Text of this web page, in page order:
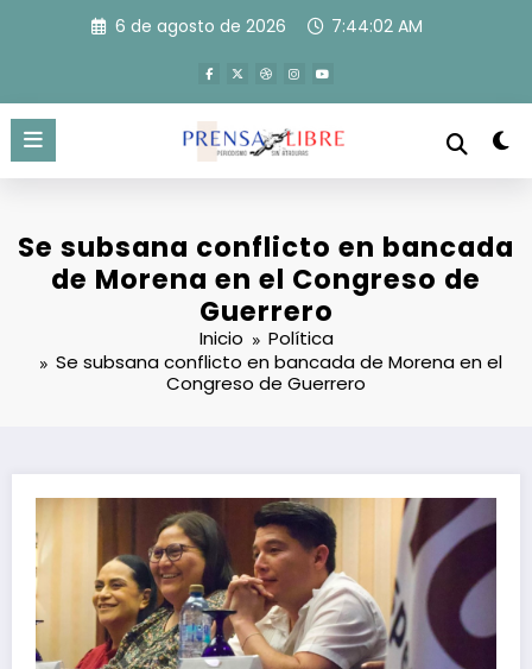
6 de agosto de 2026 7:44:03 AM
Se subsana conflicto en bancada
de Morena en el Congreso de
Guerrero
Inicio
Política
Se subsana conflicto en bancada de Morena en el
Congreso de Guerrero